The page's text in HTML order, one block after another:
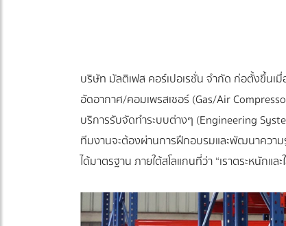
บริษัท มัลติเฟส คอร์เปอเรชั่น จำกัด ก่อตั้งขึ้นเ
อัดอากาศ/คอมเพรสเซอร์ (Gas/Air
บริการรับจัดทำระบบต่างๆ (Engineering
ทีมงานจะต้องผ่านการฝึกอบรมและพัฒนาความ
ได้มาตรฐาน ภายใต้สโลแกนที่ว่า “เราตระหนักแ